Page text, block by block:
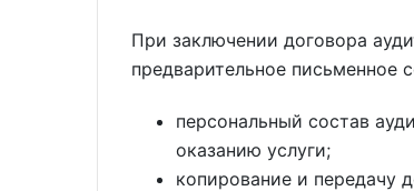
При заключении договора
предварительное письменное
персональный состав
оказанию услуги;
копирование и передачу